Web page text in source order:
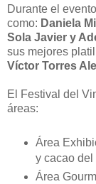
Durante el
como: Daniela
Sola Javier y
sus mejores
Víctor Torres
El Festival del
áreas:
Área
y cacao del
Área